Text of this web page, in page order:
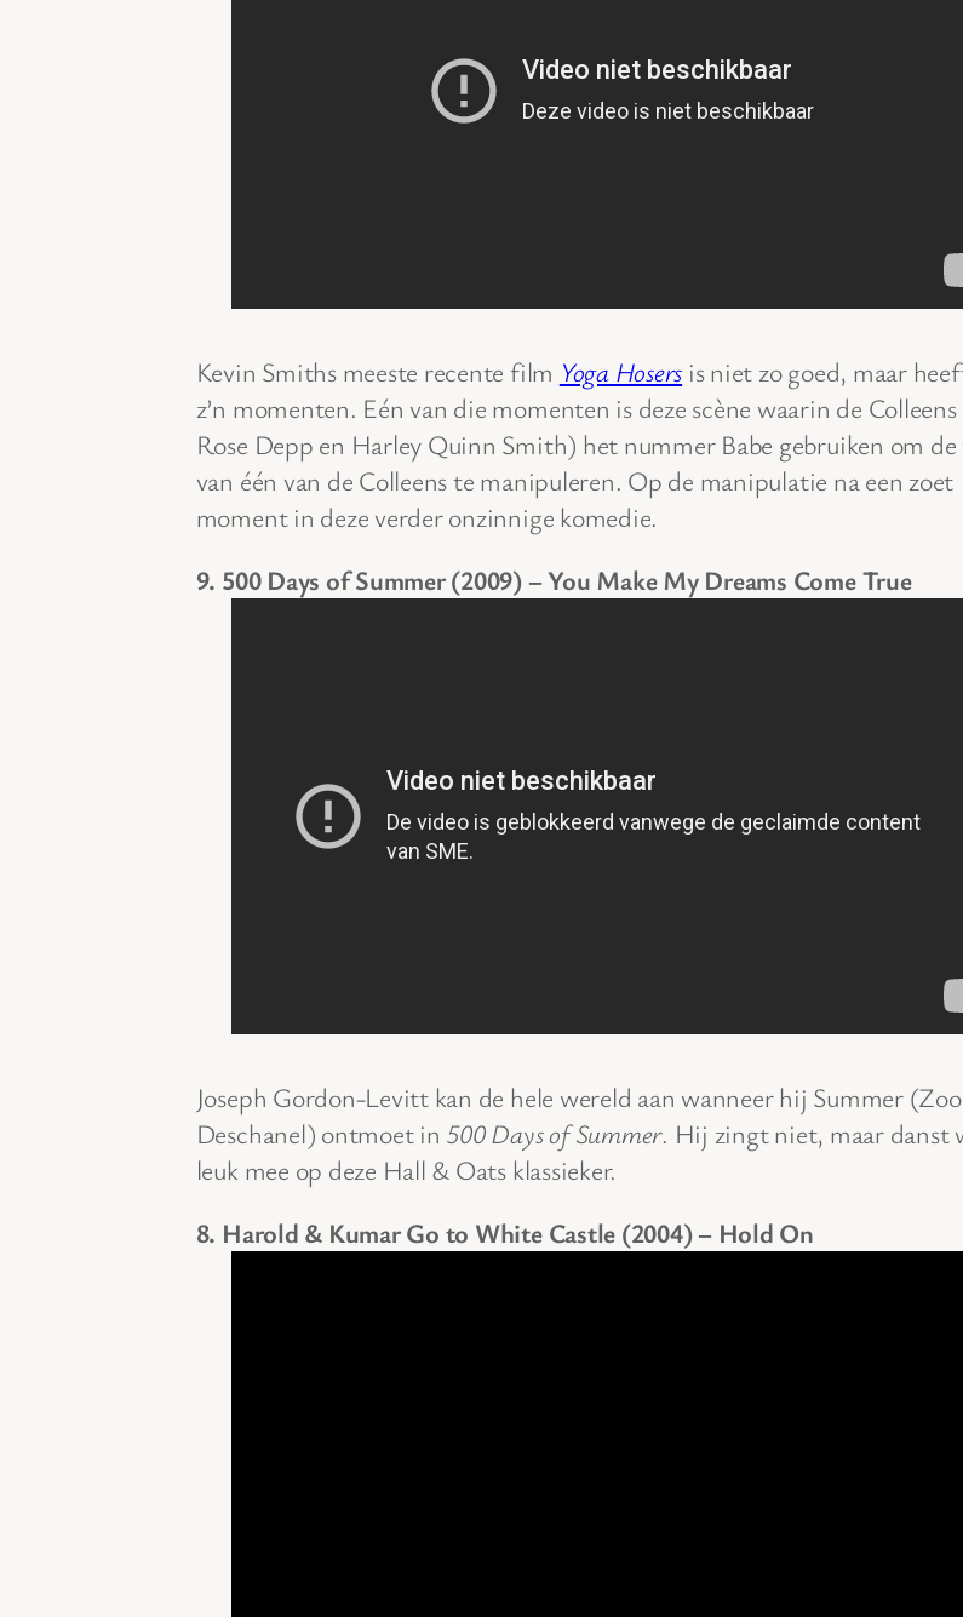
Kevin Smiths meeste recente film Yoga Hosers is niet zo goed, maar
z’n momenten. Eén van die momenten is deze scène waarin de
Rose Depp en Harley Quinn Smith) het nummer Babe gebruiken om de
van één van de Colleens te manipuleren. Op de manipulatie na een zoet
moment in deze verder onzinnige komedie.
9. 500 Days of Summer (2009) – You Make My Dreams Come True
Joseph Gordon-Levitt kan de hele wereld aan wanneer hij Summer
Deschanel) ontmoet in 500 Days of Summer. Hij zingt niet, maar danst
leuk mee op deze Hall & Oats klassieker.
8. Harold & Kumar Go to White Castle (2004) – Hold On